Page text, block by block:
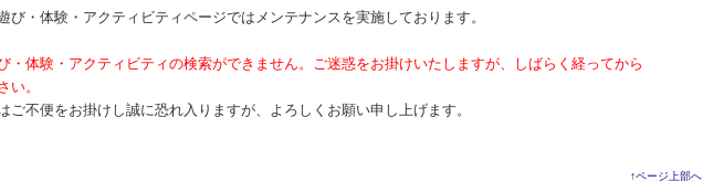
び・体験・アクティビティページではメンテナンスを実施しております。
・体験・アクティビティの検索ができません。ご迷惑をお掛けいたしますが、しばらく経ってから
い。
ご不便をお掛けし誠に恐れ入りますが、よろしくお願い申し上げます。
↑ページ上部へ